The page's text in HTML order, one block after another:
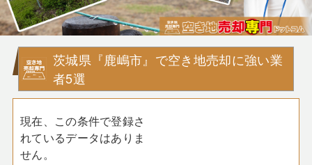
茨城県『鹿嶋市』で空き地売却に強い業
者5選
現在、この条件で登録さ
れているデータはありま
せん。